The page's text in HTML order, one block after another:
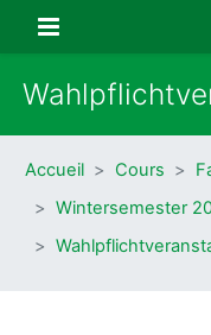
Panneau
Accueil Cours
Wintersemester